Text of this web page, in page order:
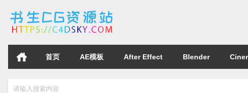
首页 AE模板 After Effect Blender
请输入搜索内容